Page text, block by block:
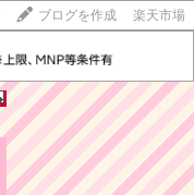
ブログを作成 楽天市場